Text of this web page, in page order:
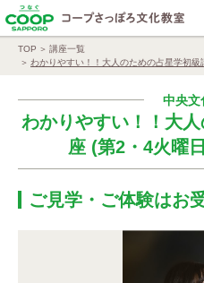
TOP
講座一覧
わかりやすい！！大人のための占星学初
中央文
わかりやすい！！大
座 (第2・4火曜
ご見学・ご体験はお